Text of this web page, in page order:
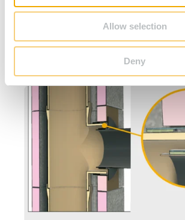
Allow selection
Deny
ekohrášok.
K VÝROBKU KERANOVA